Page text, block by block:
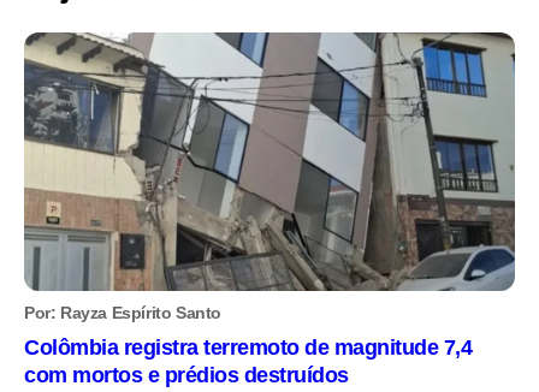
Por: Rayza Espírito Santo
Colômbia registra terremoto de magnitude 7,4
com mortos e prédios destruídos